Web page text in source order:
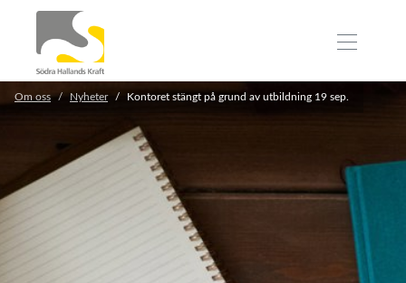
Om oss Nyheter Kontoret stängt på grund av utbildning 19 sep.